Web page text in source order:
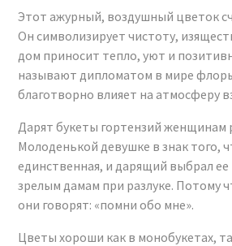
Этот ажурный, воздушный цветок
Он символизирует чистоту,
дом приносит тепло, уют и
называют дипломатом в мире
благотворно влияет на атмосферу
Дарят букеты гортензий женщинам
Молоденькой девушке в знак того,
единственная, и дарящий выбрал
зрелым дамам при разлуке. Потому
они говорят: «помни обо мне».
Цветы хороши как в монобукетах,